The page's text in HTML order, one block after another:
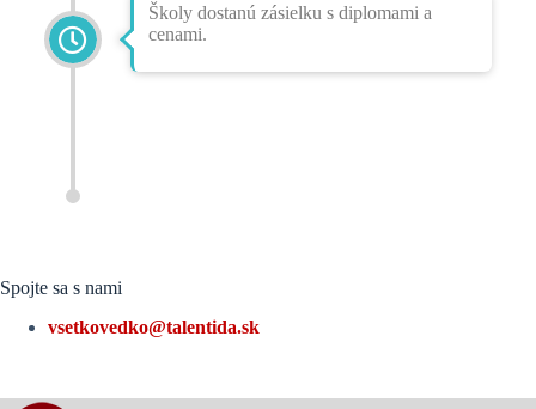
Školy dostanú zásielku s diplomami a
cenami.
Spojte sa s nami
vsetkovedko@talentida.sk